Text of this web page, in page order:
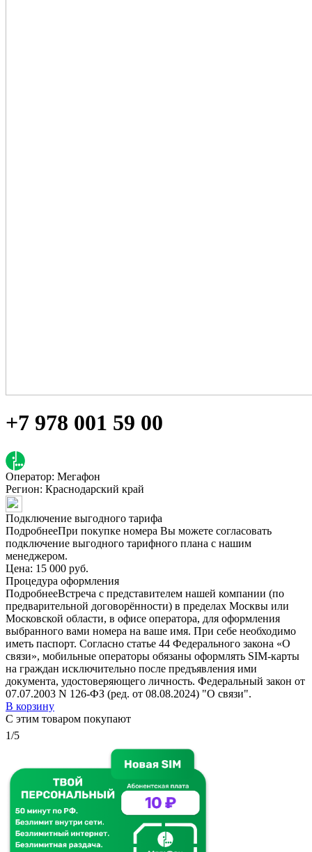
+7 978 001 59 00
Оператор: Мегафон
Регион: Краснодарский край
Подключение выгодного тарифа
ПодробнееПри покупке номера Вы можете согласовать
подключение выгодного тарифного плана с нашим
менеджером.
Цена: 15 000 руб.
Процедура оформления
ПодробнееВстреча с представителем нашей компании (по
предварительной договорённости) в пределах Москвы или
Московской области, в офисе оператора, для оформления
выбранного вами номера на ваше имя. При себе необходимо
иметь паспорт. Согласно статье 44 Федерального закона «О
связи», мобильные операторы обязаны оформлять SIM-карты
на граждан исключительно после предъявления ими
документа, удостоверяющего личность. Федеральный закон от
07.07.2003 N 126-ФЗ (ред. от 08.08.2024) "О связи".
В корзину
С этим товаром покупают
1/5